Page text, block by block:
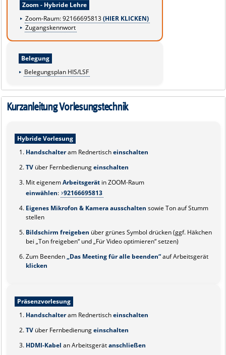
Zoom - Hybride Lehre
Zoom-Raum: 92166695813(HIER KLICKEN)
Zugangskennwort
Belegung
Belegungsplan HIS/LSF
Kurzanleitung Vorlesungstechnik
Hybride Vorlesung
Handschalteram Rednertischeinschalten
TV über Fernbedienungeinschalten
Mit eigenemArbeitsgerätin ZOOM-Raum
einwählen: 92166695813
Eigenes Mikrofon & Kamera ausschalten sowie Ton auf Stumm
stellen
Bildschirm freigeben über grünes Symbol drücken (ggf. Häkchen
bei „Ton freigeben“ und „Für Video optimieren“ setzen)
Zum Beenden„Das Meeting für alle beenden“auf Arbeitsgerät
klicken
Präsenzvorlesung
Handschalteram Rednertischeinschalten
TV über Fernbedienungeinschalten
HDMI-Kabel an Arbeitsgerätanschließen